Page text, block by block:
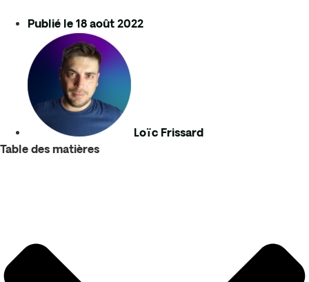
Publié le 18 août 2022
Loïc Frissard
Table des matières